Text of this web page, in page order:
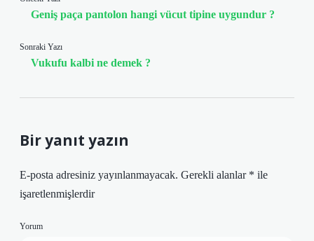
Geniş paça pantolon hangi vücut tipine uygundur ?
Sonraki Yazı
Vukufu kalbi ne demek ?
Bir yanıt yazın
E-posta adresiniz yayınlanmayacak. Gerekli alanlar * ile
işaretlenmişlerdir
Yorum